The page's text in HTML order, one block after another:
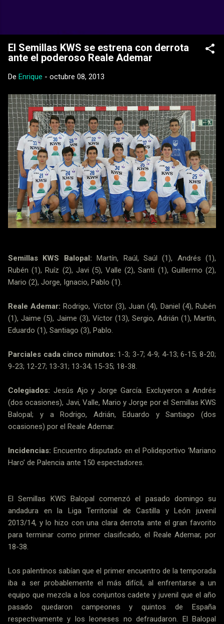
El Semillas KWS se estrena con derrota
ante el poderoso Reale Ademar
De Enrique - octubre 08, 2013
Semillas KWS Balopal:Martín, Raúl, Saúl (1), Andrés (1),
Rubén (1), Ruíz (2), Javi (5), Valle (2), Santi (1), Guillermo (2),
Mario (2), Jorge, Ignacio, Pablo (1).
Reale Ademar:Rodrigo, Víctor (3), Juan (4), Daniel (4), Rubén
(1), Jaime (5), Jaime (3), Víctor (13), Sergio, Adrián (1), Martín,
Eduardo (1), Santiago (3), Pablo.
Parciales cada cinco minutos: 1-3; 3-7; 4-9; 4-13; 6-15; 8-20;
9-23; 12-27; 13-31; 13-34; 15-35; 18-38.
Colegiados: Jesús Ajo y Jorge García. Excluyeron a Andrés
(dos ocasiones), Javi, Valle, Mario y Jorge por el Semillas KWS
Balopal; y a Rodrigo, Adrián, Eduardo y Santiago (dos
ocasiones) por el Reale Ademar.
Incidencias: Encuentro disputado en el Polideportivo ‘Mariano
Haro’ de Palencia ante 150 espectadores.
El Semillas KWS Balopal comenzó el pasado domingo su
andadura en la Liga Territorial de Castilla y León juvenil
2013/14, y lo hizo con una clara derrota ante el gran favorito
para terminar como primer clasificado, el Reale Ademar, por
18-38.
Los palentinos sabían que el primer encuentro de la temporada
iba a ser probablemente el más difícil, al enfrentarse a un
equipo que mezcla a los conjuntos cadete y juvenil que el año
pasado quedaron campeones y quintos de España
respectivamente y los leoneses no defraudaron. El Balopal